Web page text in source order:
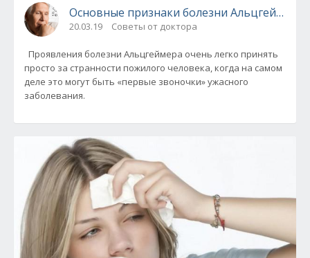
Основные признаки болезни Альцгеймера
20.03.19 Советы от доктора
Проявления болезни Альцгеймера очень легко принять
просто за странности пожилого человека, когда на самом
деле это могут быть «первые звоночки» ужасного
заболевания.